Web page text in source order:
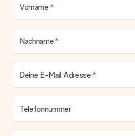
Vorname
Nachname
Deine E-Mail Adresse
Telefonnummer